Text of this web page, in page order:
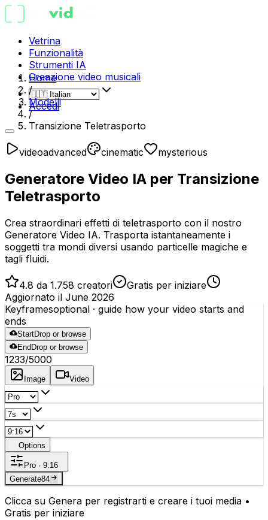
Vetrina
Funzionalità
Strumenti IA
Creazione video musicali
Accedi
Home
/
Modelli
/
Transizione Teletrasporto
videoadvanced cinematic mysterious
Generatore Video IA per Transizione
Teletrasporto
Crea straordinari effetti di teletrasporto con il nostro
Generatore Video IA. Trasporta istantaneamente i
soggetti tra mondi diversi usando particelle magiche e
tagli fluidi.
4.8 da 1.758 creatori
Gratis per iniziare
Aggiornato il June 2026
Keyframesoptional · guide how your video starts and
ends
StartDrop or browse
End Drop or browse
1233/5000
Image Video
Options
Pro · 9:16
Generate84
Clicca su Genera per registrarti e creare i tuoi media •
Gratis per iniziare